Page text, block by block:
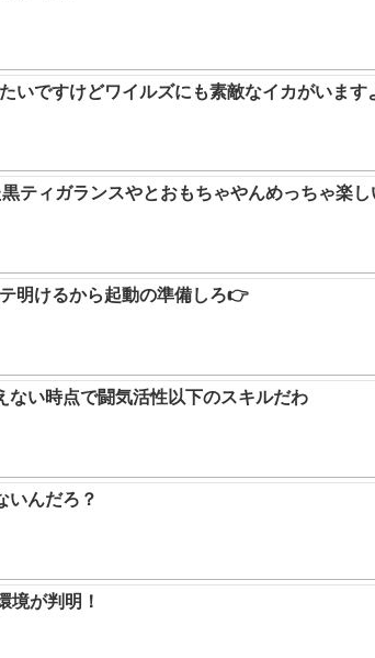
いですけどワイルズにも素敵なイカがいます
ティガランスやとおもちゃやんめっちゃ楽し
明けるから起動の準備しろ👉
ない時点で闘気活性以下のスキルだわ
いんだろ？
境が判明！